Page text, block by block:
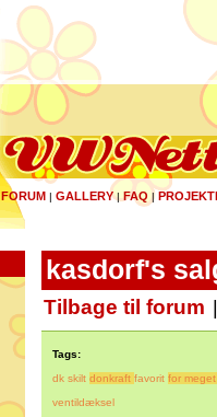
FORUM | GALLERY|FAQ |
kasdorf's
Tilbage til forum
Tags:
dk skilt donkraft favorit for
ventildæksel